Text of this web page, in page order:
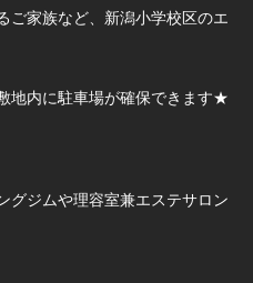
ご家族など、新潟小学校区のエ
地内に駐車場が確保できます★
グジムや理容室兼エステサロン